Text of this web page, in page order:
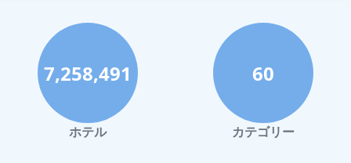
へのアクセスのしやすさが相まって、この場所はマウイでのリラ
ックスした楽しい滞在を求める人々にとって魅力的な目的地とな
っています。
7,258,491
ホテル
60
カテゴリー